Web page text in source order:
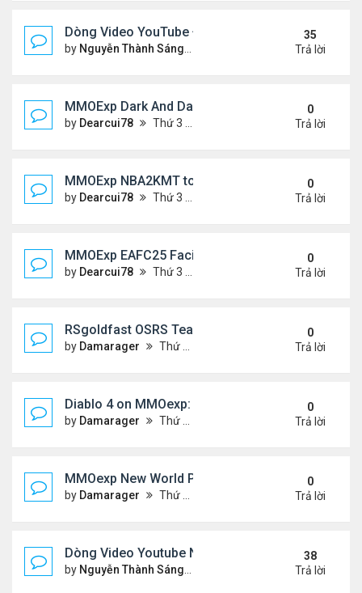
Dòng Video YouTube ĐỌC THƠ & THƠ (2)
by Nguyễn Thành Sáng Thứ 3 Tháng 10 29, 2024 3:33
35
Trả lời
MMOExp Dark And Darker Use Silver Coins for
by Dearcui78 Thứ 3 Tháng 12 10, 2024 1:08 am
0
Trả lời
MMOExp NBA2KMT to the team’s success
by Dearcui78 Thứ 3 Tháng 12 10, 2024 1:07 am
0
Trả lời
MMOExp EAFC25 Facilities Cards in Clubs
by Dearcui78 Thứ 3 Tháng 12 10, 2024 1:05 am
0
Trả lời
RSgoldfast OSRS Team Ironman: A Thrilling
by Damarager Thứ 4 Tháng 11 27, 2024 12:51 am
0
Trả lời
Diablo 4 on MMOexp: Will This New Feature Be
by Damarager Thứ 4 Tháng 11 27, 2024 12:51 am
0
Trả lời
MMOexp New World PC Update 1.1.0: What New
by Damarager Thứ 4 Tháng 11 27, 2024 12:50 am
0
Trả lời
Dòng Video Youtube Ngâm Nga Thơ & Đọc Thơ
by Nguyễn Thành Sáng Thứ 3 Tháng 9 10, 2024 7:17
38
Trả lời